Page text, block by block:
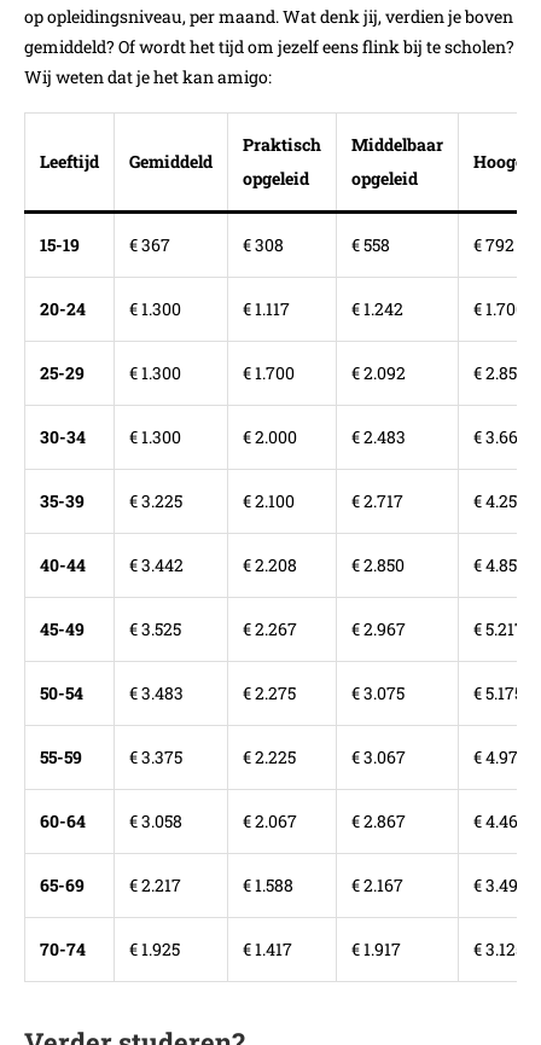
op opleidingsniveau, per maand. Wat denk jij, verdien je boven
gemiddeld? Of wordt het tijd om jezelf eens flink bij te scholen?
Wij weten dat je het kan amigo:
Leeftijd Gemiddeld
Praktisch
opgeleid
Middelbaar
opgeleid
15-19 € 367 € 308 € 558 € 792
20-24 € 1.300 € 1.117 € 1.242 € 1.700
25-29 € 1.300 € 1.700 € 2.092 € 2.850
30-34 € 1.300 € 2.000 € 2.483 € 3.667
35-39 € 3.225 € 2.100 € 2.717 € 4.258
40-44 € 3.442 € 2.208 € 2.850 € 4.858
45-49 € 3.525 € 2.267 € 2.967 € 5.217
50-54 € 3.483 € 2.275 € 3.075 € 5.175
55-59 € 3.375 € 2.225 € 3.067 € 4.975
60-64 € 3.058 € 2.067 € 2.867 € 4.467
65-69 € 2.217 € 1.588 € 2.167 € 3.492
70-74 € 1.925 € 1.417 € 1.917 € 3.125